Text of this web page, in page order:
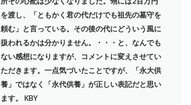
を渡し、「ともかく君の代だけでも祖先の墓守を
頼む」と言っている。その後の代にどういう風に
扱われるかは分かりません。・・・と、なんでも
ない感想になりますが、コメントに変えさせてい
ただきます。一点気づいたことですが、「永大供
養」ではなく「永代供養」が正しい表記だと思い
ます。 KBY